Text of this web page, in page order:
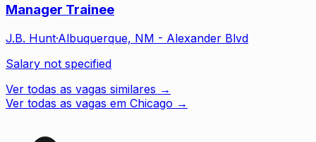
Manager Trainee
J.B. Hunt·Albuquerque, NM - Alexander Blvd
Salary not specified
Ver todas as vagas similares →
Ver todas as vagas em Chicago →